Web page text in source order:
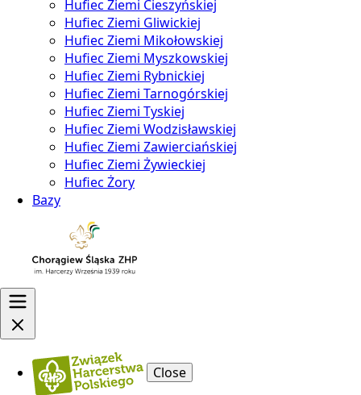
Hufiec Ziemi Cieszyńskiej
Hufiec Ziemi Gliwickiej
Hufiec Ziemi Mikołowskiej
Hufiec Ziemi Myszkowskiej
Hufiec Ziemi Rybnickiej
Hufiec Ziemi Tarnogórskiej
Hufiec Ziemi Tyskiej
Hufiec Ziemi Wodzisławskiej
Hufiec Ziemi Zawierciańskiej
Hufiec Ziemi Żywieckiej
Hufiec Żory
Bazy
Close